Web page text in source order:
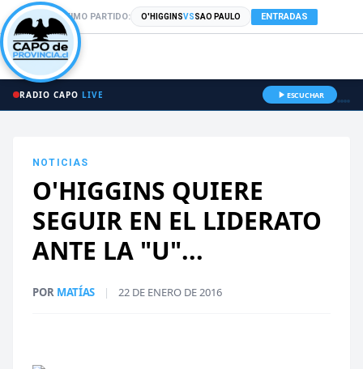
PRÓXIMO PARTIDO: O'HIGGINSVSSAO PAULO ENTRADAS
RADIO CAPO LIVE ESCUCHAR
NOTICIAS
O'HIGGINS QUIERE
SEGUIR EN EL LIDERATO
ANTE LA "U"...
POR MATÍAS | 22 DE ENERO DE 2016